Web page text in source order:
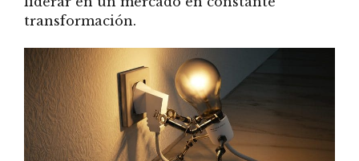
transformación.